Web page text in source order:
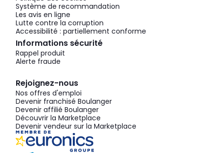
Système de recommandation
Les avis en ligne
Lutte contre la corruption
Accessibilité : partiellement conforme
Informations sécurité
Rappel produit
Alerte fraude
Rejoignez-nous
Nos offres d'emploi
Devenir franchisé Boulanger
Devenir affilié Boulanger
Découvrir la Marketplace
Devenir vendeur sur la Marketplace